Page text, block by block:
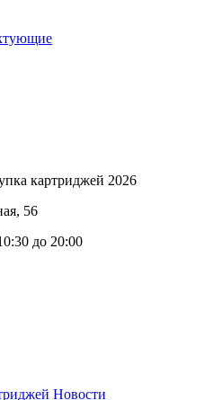
картриджей 2026
56
до 20:00
Новости